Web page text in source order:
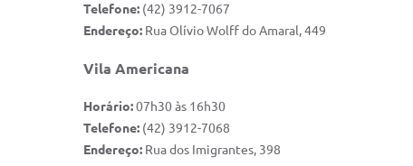
Telefone: (42) 3912-7067
Endereço: Rua Olívio Wolff do Amaral, 449
Vila Americana
Horário:07h30 às 16h30
Telefone: (42) 3912-7068
Endereço: Rua dos Imigrantes, 398